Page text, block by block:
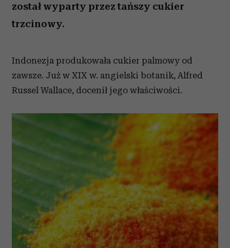
został wyparty przez tańszy cukier
trzcinowy.
Indonezja produkowała cukier palmowy od
zawsze. Już w XIX w. angielski botanik, Alfred
Russel Wallace, docenił jego właściwości.